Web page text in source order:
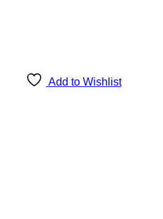
Add to Wishlist